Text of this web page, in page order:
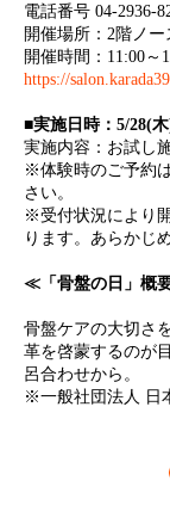
電話番号 04-2936-
開催場所：2階ノー
開催時間：11:00～
https://
■実施日時：5/28(
実施内容：お試し
※体験時のご予約
さい。
※受付状況により
ります。あらかじ
≪「骨盤の日」概
骨盤ケアの大切さ
革を啓蒙するのが
呂合わせから。
※一般社団法人 日